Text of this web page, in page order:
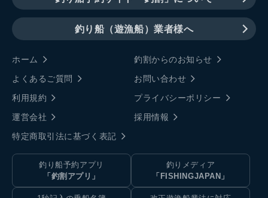
釣り船（遊漁船）業者様へ
ホーム
釣割からのお知らせ
よくあるご質問
お問い合わせ
利用規約
プライバシーポリシー
運営会社
採用情報
特定商取引法に基づく表記
釣り船予約アプリ
「釣割アプリ」
釣りメディア
「FISHINGJAPAN」